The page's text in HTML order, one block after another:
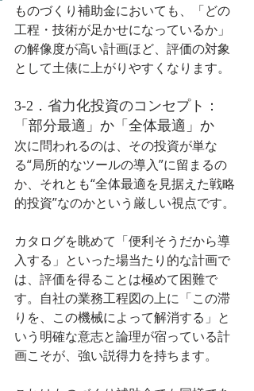
ものづくり補助金においても、「どの
工程・技術が足かせになっているか」
の解像度が高い計画ほど、評価の対象
として土俵に上がりやすくなります。
3-2．省力化投資のコンセプト：
「部分最適」か「全体最適」か
次に問われるのは、その投資が単な
る“局所的なツールの導入”に留まるの
か、それとも“全体最適を見据えた戦略
的投資”なのかという厳しい視点です。
カタログを眺めて「便利そうだから導
入する」といった場当たり的な計画で
は、評価を得ることは極めて困難で
す。自社の業務工程図の上に「この滞
りを、この機械によって解消する」と
いう明確な意志と論理が宿っている計
画こそが、強い説得力を持ちます。